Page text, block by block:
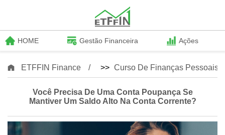
HOME Gestão Financeira Ações
ETFFIN Finance >> Curso De Finanças Pessoais
Você Precisa De Uma Conta Poupança Se
Mantiver Um Saldo Alto Na Conta Corrente?